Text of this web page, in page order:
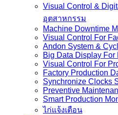
Visual Control &
อุตสาหกรรม
Machine Downtime
Visual Control For
Andon System &
Big Data Display For
Visual Control For
Factory Production
Synchronize Clocks
Preventive
Smart Production
ไก่แจ้งเตือน